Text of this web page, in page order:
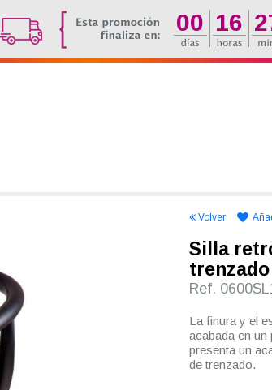
Volver
Silla
trenzado
Ref.
La finura y el
acabada en
presenta un
de trenzado.
00 16